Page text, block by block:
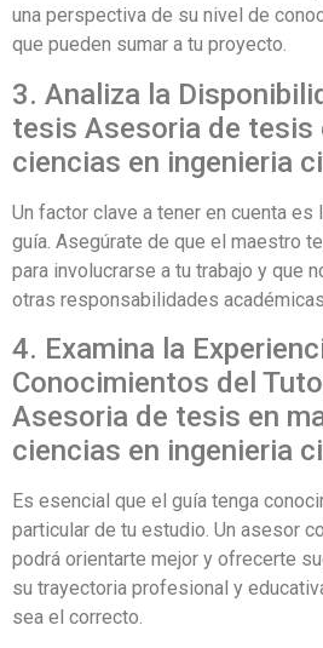
una perspectiva de su nivel de
que pueden sumar a tu proyecto.
3. Analiza la
tesis Asesoria de tesis
ciencias en ingenieria
Un factor clave a tener en cuenta
guía. Asegúrate de que el maestro
para involucrarse a tu trabajo y que
otras responsabilidades académicas.
4. Examina la
Conocimientos del
Asesoria de tesis en
ciencias en ingenieria
Es esencial que el guía tenga
particular de tu estudio. Un asesor
podrá orientarte mejor y ofrecerte
su trayectoria profesional y
sea el correcto.